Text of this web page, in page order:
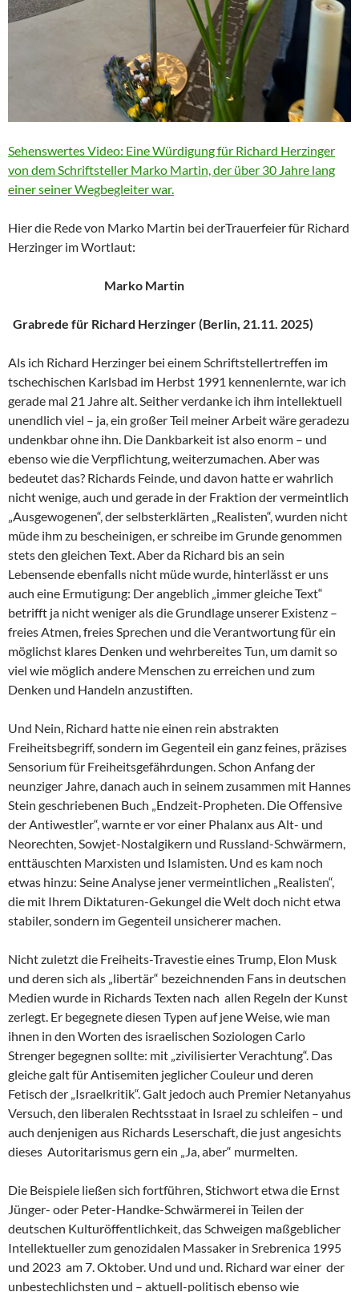
Sehenswertes Video: Eine Würdigung für Richard Herzinger
von dem Schriftsteller Marko Martin, der über 30 Jahre lang
einer seiner Wegbegleiter war.
Hier die Rede von Marko Martin bei derTrauerfeier für Richard
Herzinger im Wortlaut:
Marko Martin
Grabrede für Richard Herzinger (Berlin, 21.11. 2025)
Als ich Richard Herzinger bei einem Schriftstellertreffen im
tschechischen Karlsbad im Herbst 1991 kennenlernte, war ich
gerade mal 21 Jahre alt. Seither verdanke ich ihm intellektuell
unendlich viel – ja, ein großer Teil meiner Arbeit wäre geradezu
undenkbar ohne ihn. Die Dankbarkeit ist also enorm – und
ebenso wie die Verpflichtung, weiterzumachen. Aber was
bedeutet das? Richards Feinde, und davon hatte er wahrlich
nicht wenige, auch und gerade in der Fraktion der vermeintlich
„Ausgewogenen“, der selbsterklärten „Realisten“, wurden nicht
müde ihm zu bescheinigen, er schreibe im Grunde genommen
stets den gleichen Text. Aber da Richard bis an sein
Lebensende ebenfalls nicht müde wurde, hinterlässt er uns
auch eine Ermutigung: Der angeblich „immer gleiche Text“
betrifft ja nicht weniger als die Grundlage unserer Existenz –
freies Atmen, freies Sprechen und die Verantwortung für ein
möglichst klares Denken und wehrbereites Tun, um damit so
viel wie möglich andere Menschen zu erreichen und zum
Denken und Handeln anzustiften.
Und Nein, Richard hatte nie einen rein abstrakten
Freiheitsbegriff, sondern im Gegenteil ein ganz feines, präzises
Sensorium für Freiheitsgefährdungen. Schon Anfang der
neunziger Jahre, danach auch in seinem zusammen mit Hannes
Stein geschriebenen Buch „Endzeit-Propheten. Die Offensive
der Antiwestler“, warnte er vor einer Phalanx aus Alt- und
Neorechten, Sowjet-Nostalgikern und Russland-Schwärmern,
enttäuschten Marxisten und Islamisten. Und es kam noch
etwas hinzu: Seine Analyse jener vermeintlichen „Realisten“,
die mit Ihrem Diktaturen-Gekungel die Welt doch nicht etwa
stabiler, sondern im Gegenteil unsicherer machen.
Nicht zuletzt die Freiheits-Travestie eines Trump, Elon Musk
und deren sich als „libertär“ bezeichnenden Fans in deutschen
Medien wurde in Richards Texten nach allen Regeln der Kunst
zerlegt. Er begegnete diesen Typen auf jene Weise, wie man
ihnen in den Worten des israelischen Soziologen Carlo
Strenger begegnen sollte: mit „zivilisierter Verachtung“. Das
gleiche galt für Antisemiten jeglicher Couleur und deren
Fetisch der „Israelkritik“. Galt jedoch auch Premier Netanyahus
Versuch, den liberalen Rechtsstaat in Israel zu schleifen – und
auch denjenigen aus Richards Leserschaft, die just angesichts
dieses Autoritarismus gern ein „Ja, aber“ murmelten.
Die Beispiele ließen sich fortführen, Stichwort etwa die Ernst
Jünger- oder Peter-Handke-Schwärmerei in Teilen der
deutschen Kulturöffentlichkeit, das Schweigen maßgeblicher
Intellektueller zum genozidalen Massaker in Srebrenica 1995
und 2023 am 7. Oktober. Und und und. Richard war einer der
unbestechlichsten und – aktuell-politisch ebenso wie